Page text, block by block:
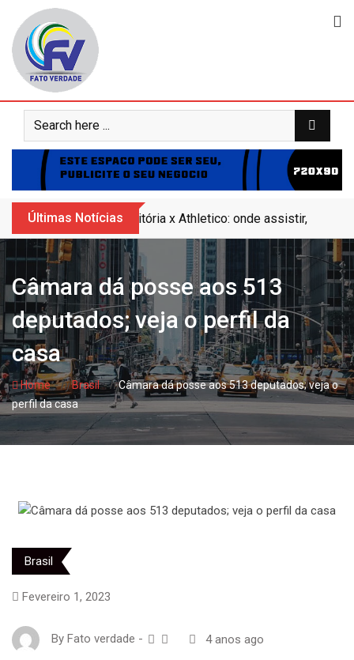
content
Últimas Notícias Vitória x Athletico: onde assistir,
Câmara dá posse aos 513
deputados; veja o perfil da
casa
Home- hjBrasil- hjCâmara dá posse aos 513 deputados; veja o
perfil da casa
Brasil
Fevereiro 1, 2023
By Fato verdade - 4 anos ago